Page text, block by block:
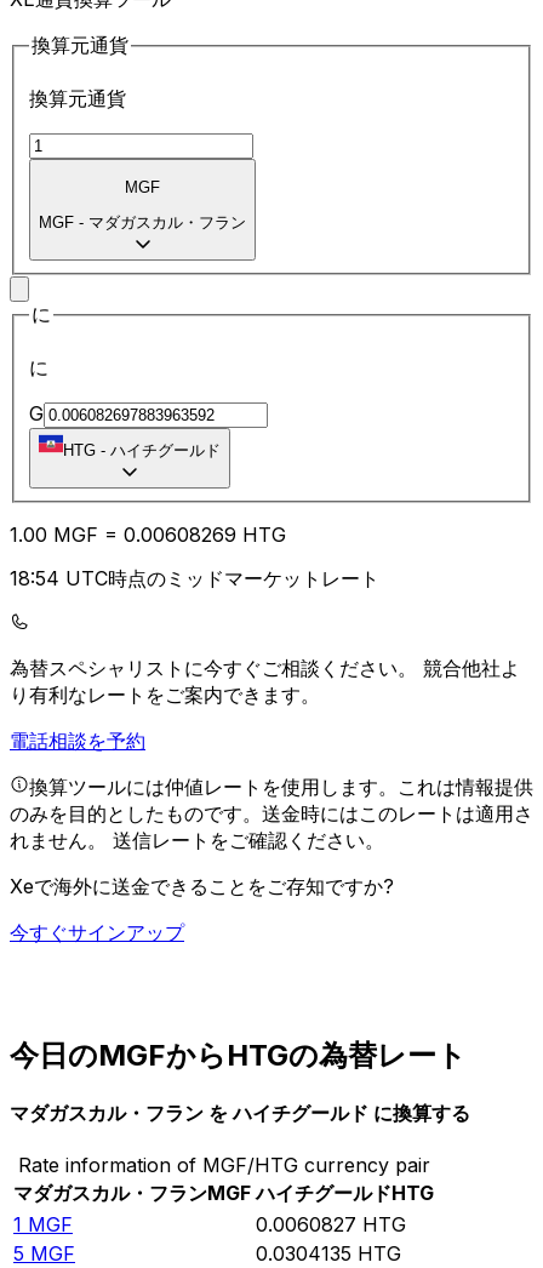
換算元通貨
換算元通貨
MGF
MGF - マダガスカル・フラン
に
に
G
HTG - ハイチグールド
1.00 MGF = 0.00608269 HTG
18:54 UTC時点のミッドマーケットレート
為替スペシャリストに今すぐご相談ください。 競合他社よ
り有利なレートをご案内できます。
電話相談を予約
換算ツールには仲値レートを使用します。これは情報提供
のみを目的としたものです。送金時にはこのレートは適用さ
れません。 送信レートをご確認ください。
Xeで海外に送金できることをご存知ですか?
今すぐサインアップ
今日のMGFからHTGの為替レート
マダガスカル・フラン を ハイチグールド に換算する
Rate information of MGF/HTG currency pair
マダガスカル・フランMGF ハイチグールドHTG
1 MGF 0.0060827 HTG
5 MGF 0.0304135 HTG